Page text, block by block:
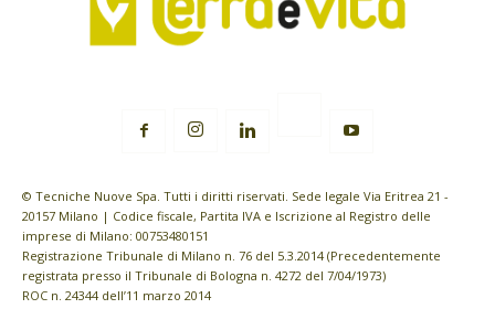
© Tecniche Nuove Spa. Tutti i diritti riservati. Sede legale Via Eritrea 21 -
20157 Milano | Codice fiscale, Partita IVA e Iscrizione al Registro delle
imprese di Milano: 00753480151
Registrazione Tribunale di Milano n. 76 del 5.3.2014 (Precedentemente
registrata presso il Tribunale di Bologna n. 4272 del 7/04/1973)
ROC n. 24344 dell’11 marzo 2014